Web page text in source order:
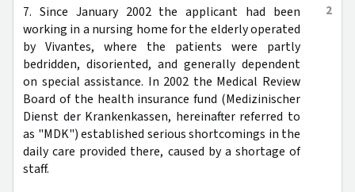
2
7. Since January 2002 the applicant had been
working in a nursing home for the elderly operated
by Vivantes, where the patients were partly
bedridden, disoriented, and generally dependent
on special assistance. In 2002 the Medical Review
Board of the health insurance fund (Medizinischer
Dienst der Krankenkassen, hereinafter referred to
as "MDK") established serious shortcomings in the
daily care provided there, caused by a shortage of
staff.